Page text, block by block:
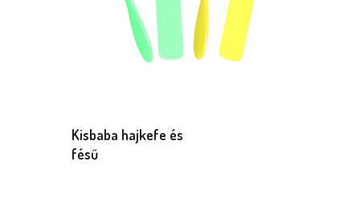
Kisbaba hajkefe és
fésű